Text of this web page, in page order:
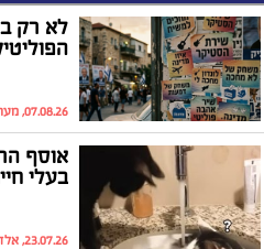
07.08.26, מערכת האתר
אוסף
בעלי חיים
23.07.26, אלדה נתנאל